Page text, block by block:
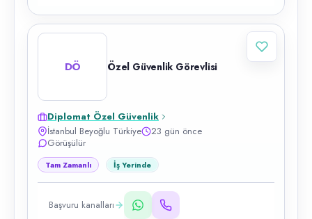
DÖ Özel Güvenlik Görevlisi
Diplomat Özel Güvenlik
İstanbul Beyoğlu Türkiye
23 gün önce
Görüşülür
Tam Zamanlı İş Yerinde
Başvuru kanalları